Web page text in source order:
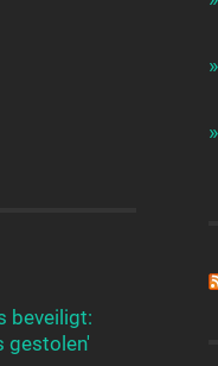
beveiligt:
gestolen'